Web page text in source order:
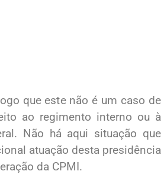
que este não é um caso de
ao regimento interno ou à
Não há aqui situação que
atuação desta presidência
da CPMI.